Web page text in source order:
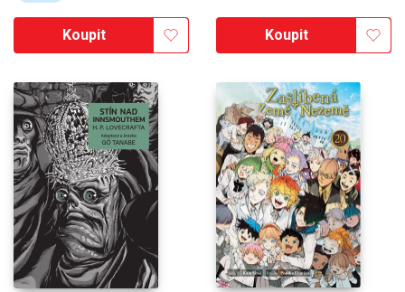
Koupit Koupit